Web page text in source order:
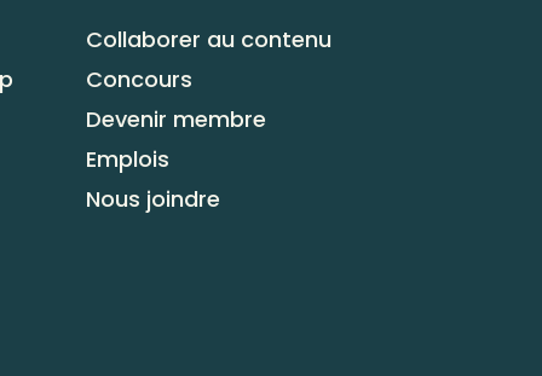
Collaborer au contenu
Concours
Devenir membre
Emplois
Nous joindre